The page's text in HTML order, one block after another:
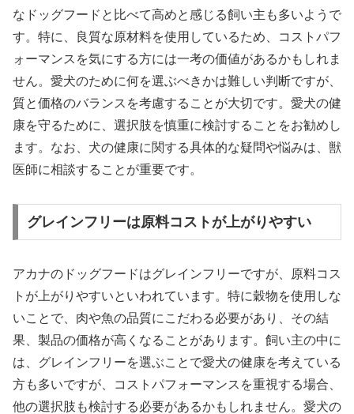
なドッグフードと比べて高めと感じる飼い主も多いようで
す。特に、良質な原材料を使用しているため、コストパフ
ォーマンスを気にする方には一考の価値があるかもしれま
せん。愛犬のために何を選ぶべきかは難しい判断ですが、
質と価格のバランスを考慮することが大切です。愛犬の健
康を守るために、選択肢を慎重に検討することをお勧めし
ます。なお、犬の健康に関する具体的な疑問や悩みは、獣
医師に相談することが重要です。
グレインフリーは原料コストが上がりやすい
アカナのドッグフードはグレインフリーですが、原料コス
トが上がりやすいといわれています。特に穀物を使用しな
いことで、肉や魚の品質にこだわる必要があり、その結
果、製品の価格が高くなることがあります。飼い主の中に
は、グレインフリーを選ぶことで愛犬の健康を考えている
方も多いですが、コストパフォーマンスを重視する場合、
他の選択肢も検討する必要があるかもしれません。愛犬の